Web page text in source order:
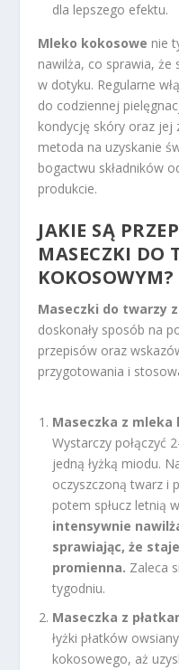
dla lepszego efektu.
Mleko kokosowe nie
nawilża, co sprawia, że
w dotyku. Regularne
do codziennej
kondycję skóry oraz jej
metoda na uzyskanie
bogactwu składników
produkcie.
JAKIE SĄ
MASECZKI DO
KOKOSOWYM?
Maseczki do twarzy
doskonały sposób na
przepisów oraz
przygotowania i
Maseczka z mleka
Wystarczy połączyć
jedną łyżką miodu.
oczyszczoną twarz i
potem spłucz letnią
intensywnie
sprawiając, że
promienna. Zaleca
tygodniu.
Maseczka z
łyżki płatków
kokosowego, aż